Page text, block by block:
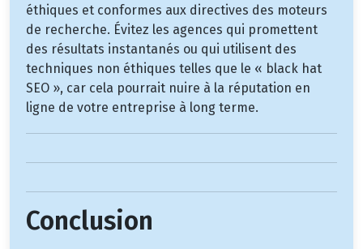
éthiques et conformes aux directives des moteurs
de recherche. Évitez les agences qui promettent
des résultats instantanés ou qui utilisent des
techniques non éthiques telles que le « black hat
SEO », car cela pourrait nuire à la réputation en
ligne de votre entreprise à long terme.
Conclusion